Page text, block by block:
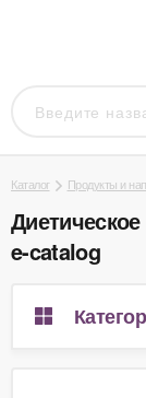
Каталог Продукты и
e-catalog